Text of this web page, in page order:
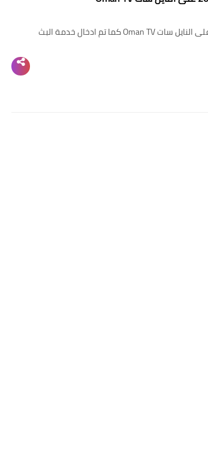
تردد قناة عمان العامة 2026على النايل سات Oman TV كما تم ادخال خدمة البث